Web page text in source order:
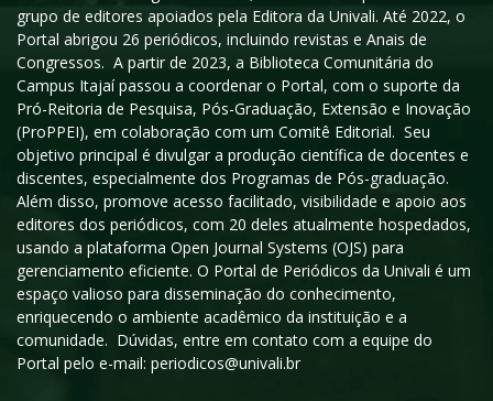
grupo de editores apoiados pela Editora da Univali. Até 2022, o
Portal abrigou 26 periódicos, incluindo revistas e Anais de
Congressos. A partir de 2023, a Biblioteca Comunitária do
Campus Itajaí passou a coordenar o Portal, com o suporte da
Pró-Reitoria de Pesquisa, Pós-Graduação, Extensão e Inovação
(ProPPEI), em colaboração com um Comitê Editorial. Seu
objetivo principal é divulgar a produção científica de docentes e
discentes, especialmente dos Programas de Pós-graduação.
Além disso, promove acesso facilitado, visibilidade e apoio aos
editores dos periódicos, com 20 deles atualmente hospedados,
usando a plataforma Open Journal Systems (OJS) para
gerenciamento eficiente. O Portal de Periódicos da Univali é um
espaço valioso para disseminação do conhecimento,
enriquecendo o ambiente acadêmico da instituição e a
comunidade. Dúvidas, entre em contato com a equipe do
Portal pelo e-mail: periodicos@univali.br